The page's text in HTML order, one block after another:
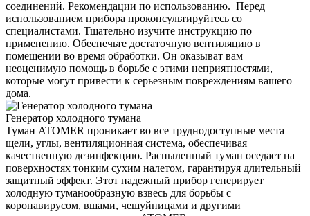
соединений. Рекомендации по использованию. Перед
использованием прибора проконсультируйтесь со
специалистами. Тщательно изучите инструкцию по
применению. Обеспечьте достаточную вентиляцию в
помещении во время обработки. Он оказыват вам
неоценимую помощь в борьбе с этими неприятностями,
которые могут привести к серьезным повреждениям вашего
дома.
Генератор холодного тумана
Туман ATOMER проникает во все труднодоступные места –
щели, углы, вентиляционная система, обеспечивая
качественную дезинфекцию. Распыленный туман оседает на
поверхностях тонким сухим налетом, гарантируя длительный
защитный эффект. Этот надежный прибор генерирует
холодную туманообразную взвесь для борьбы с
коронавирусом, вшами, чешуйницами и другими